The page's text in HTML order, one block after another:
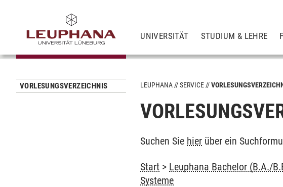
UNIVERSITÄT STUDIUM & LEHRE
VORLESUNGSVERZEICHNIS LEUPHANA SERVICE
Suchen Sie hier über ein
Start > Leuphana Bachelor (B.A./
Systeme